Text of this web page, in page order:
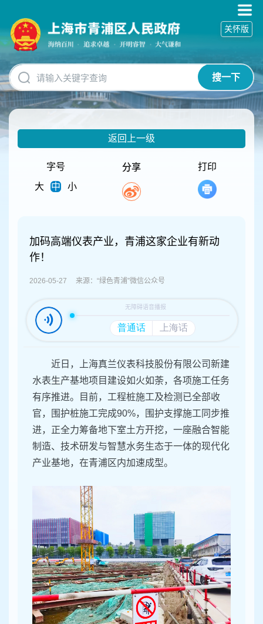
碍
操
明
跳
转
到
网
搜一下
关怀版
返回上一级
字号
大
中 小
分享 打印
加码高端仪表产业，青浦这家企业有新动
作！
2026-05-27 来源：“绿色青浦”微信公众号
近日，上海真兰仪表科技股份有限公司新建
水表生产基地项目建设如火如荼，各项施工任务
有序推进。目前，工程桩施工及检测已全部收
官，围护桩施工完成90%，围护支撑施工同步推
进，正全力筹备地下室土方开挖，一座融合智能
制造、技术研发与智慧水务生态于一体的现代化
产业基地，在青浦区内加速成型。